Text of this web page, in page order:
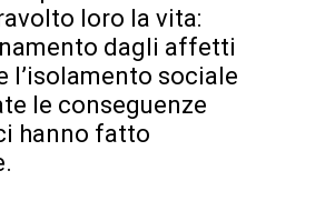
loro la vita:
dagli affetti
l’isolamento sociale
le conseguenze
hanno fatto